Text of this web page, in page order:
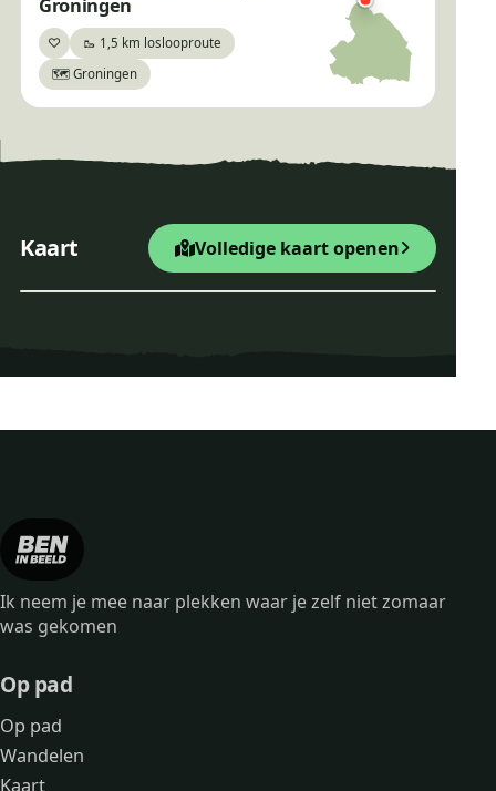
♡Bewaar🥾 1,5 km loslooproute
🗺️ Groningen
Kaart Volledige kaart openen
Startpunt Wandelroute
Bankje dichtbij
−
Ik neem je mee naar plekken waar je zelf niet zomaar
was gekomen
Op pad
Op pad
Wandelen
Kaart